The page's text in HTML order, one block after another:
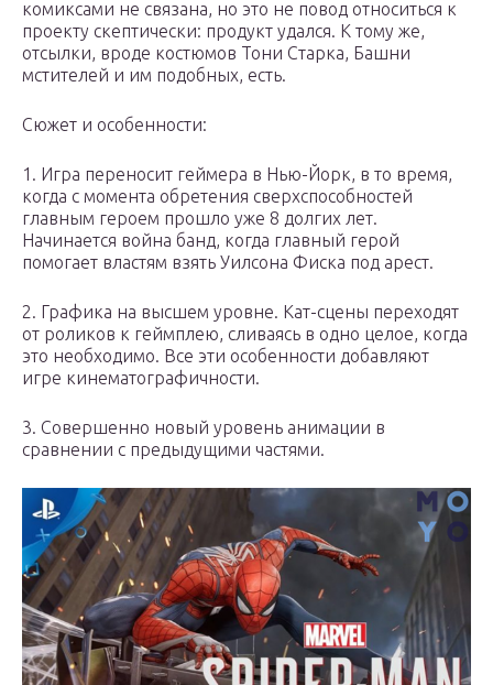
комиксами не связана, но это не повод относиться к
проекту скептически: продукт удался. К тому же,
отсылки, вроде костюмов Тони Старка, Башни
мстителей и им подобных, есть.
Сюжет и особенности:
1. Игра переносит геймера в Нью-Йорк, в то время,
когда с момента обретения сверхспособностей
главным героем прошло уже 8 долгих лет.
Начинается война банд, когда главный герой
помогает властям взять Уилсона Фиска под арест.
2. Графика на высшем уровне. Кат-сцены переходят
от роликов к геймплею, сливаясь в одно целое, когда
это необходимо. Все эти особенности добавляют
игре кинематографичности.
3. Совершенно новый уровень анимации в
сравнении с предыдущими частями.